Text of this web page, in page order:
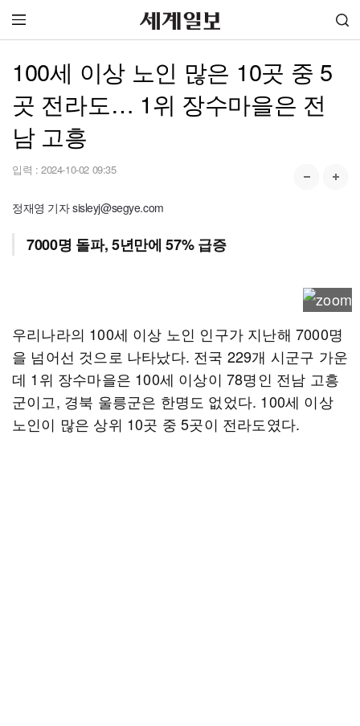
100세 이상 노인 많은 10곳 중 5
곳 전라도… 1위 장수마을은 전
남 고흥
입력 : 2024-10-02 09:35
정재영 기자 sisleyj@segye.com
7000명 돌파, 5년만에 57% 급증
우리나라의 100세 이상 노인 인구가 지난해 7000명
을 넘어선 것으로 나타났다. 전국 229개 시군구 가운
데 1위 장수마을은 100세 이상이 78명인 전남 고흥
군이고, 경북 울릉군은 한명도 없었다. 100세 이상
노인이 많은 상위 10곳 중 5곳이 전라도였다.